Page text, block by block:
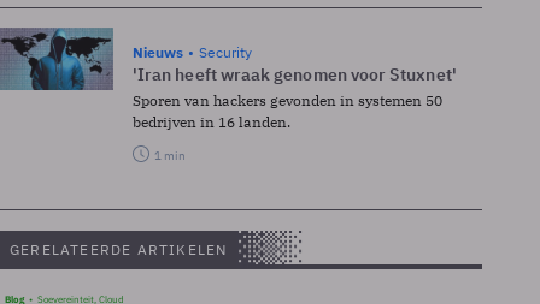
Nieuws Security
'Iran heeft wraak genomen voor Stuxnet'
Sporen van hackers gevonden in systemen 50
bedrijven in 16 landen.
1 min
GERELATEERDE ARTIKELEN
Blog Soevereinteit, Cloud